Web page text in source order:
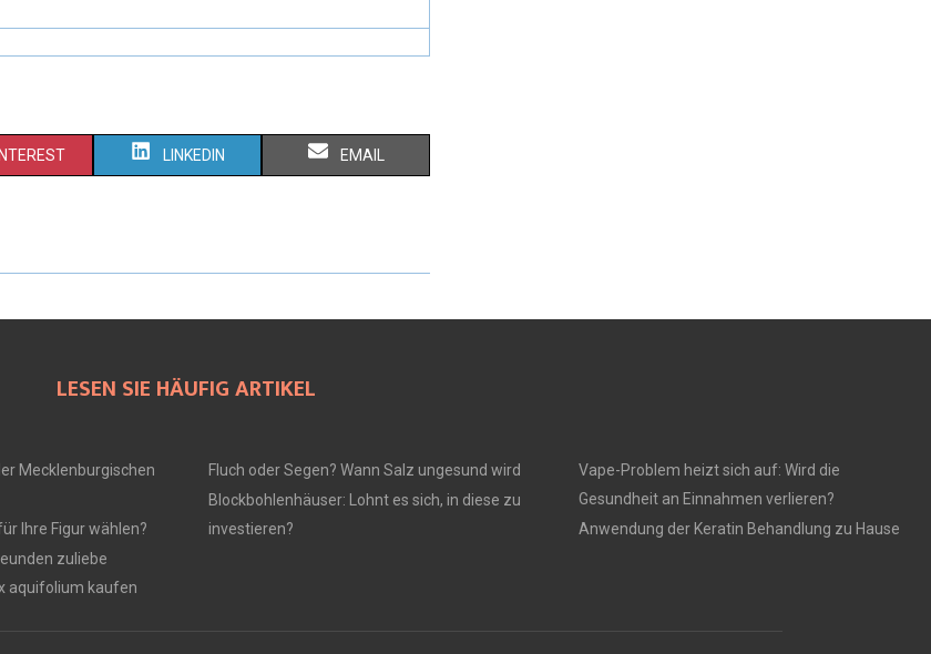
LINKEDIN EMAIL
LESEN SIE HÄUFIG ARTIKEL
Mecklenburgischen
Ihre Figur wählen?
zuliebe
aquifolium kaufen
Fluch oder Segen? Wann Salz ungesund wird
Blockbohlenhäuser: Lohnt es sich, in diese zu
investieren?
Vape-Problem heizt sich auf: Wird die
Gesundheit an Einnahmen verlieren?
Anwendung der Keratin Behandlung zu Hause